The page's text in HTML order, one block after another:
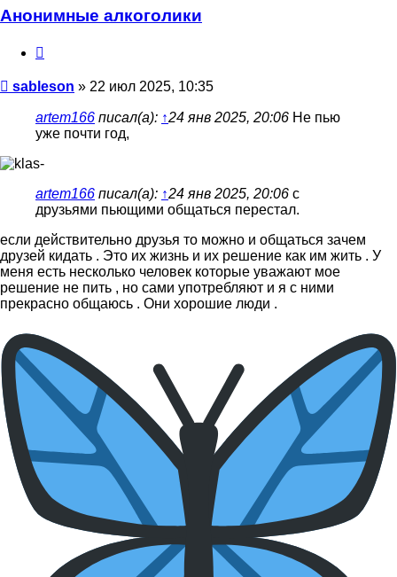
Анонимные алкоголики
Сообщение
sableson » 22 июл 2025, 10:35
artem166 писал(а): ↑24 янв 2025, 20:06 Не пью
уже почти год,
artem166 писал(а): ↑24 янв 2025, 20:06 с
друзьями пьющими общаться перестал.
если действительно друзья то можно и общаться зачем
друзей кидать . Это их жизнь и их решение как им жить . У
меня есть несколько человек которые уважают мое
решение не пить , но сами употребляют и я с ними
прекрасно общаюсь . Они хорошие люди .